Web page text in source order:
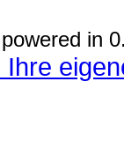
powered in
Ihre